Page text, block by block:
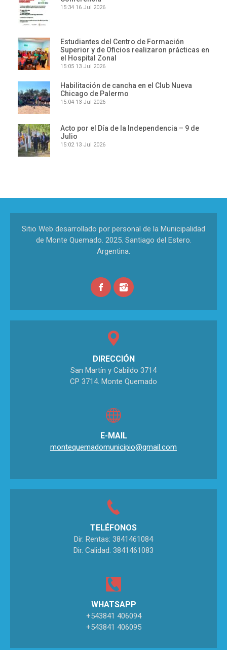
15:34 16 Jul 2026
Estudiantes del Centro de Formación
Superior y de Oficios realizaron prácticas en
el Hospital Zonal
15:05 13 Jul 2026
Habilitación de cancha en el Club Nueva
Chicago de Palermo
15:04 13 Jul 2026
Acto por el Día de la Independencia – 9 de
Julio
15:02 13 Jul 2026
Sitio Web desarrollado por personal de la Municipalidad
de Monte Quemado. 2025. Santiago del Estero.
Argentina.
DIRECCIÓN
San Martín y Cabildo 3714
CP 3714. Monte Quemado
E-MAIL
montequemadomunicipio@gmail.com
TELÉFONOS
Dir. Rentas: 3841461084
Dir. Calidad: 3841461083
WHATSAPP
+543841 406094
+543841 406095